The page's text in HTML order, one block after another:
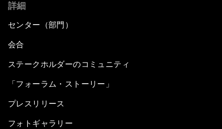
詳細
センター（部門）
会合
ステークホルダーのコミュニティ
「フォーラム・ストーリー」
プレスリリース
フォトギャラリー